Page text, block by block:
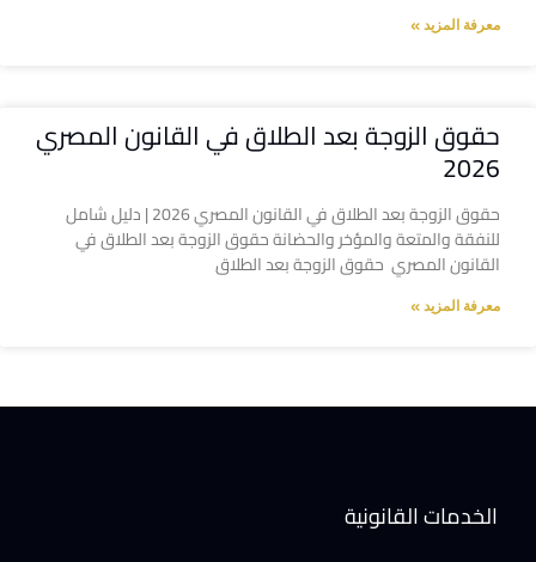
معرفة المزيد »
حقوق الزوجة بعد الطلاق في القانون المصري
2026
حقوق الزوجة بعد الطلاق في القانون المصري 2026 | دليل شامل
للنفقة والمتعة والمؤخر والحضانة حقوق الزوجة بعد الطلاق في
القانون المصري حقوق الزوجة بعد الطلاق
معرفة المزيد »
الخدمات القانونية